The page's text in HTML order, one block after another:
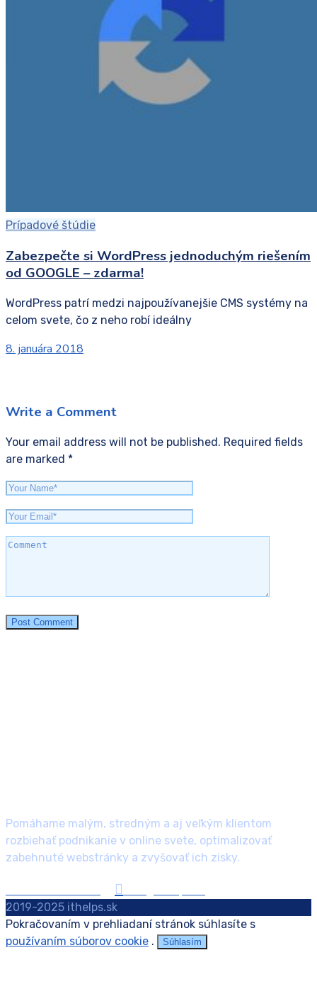
Prípadové štúdie
Zabezpečte si WordPress jednoduchým riešením
od GOOGLE – zdarma!
WordPress patrí medzi najpoužívanejšie CMS systémy na
celom svete, čo z neho robí ideálny
8. januára 2018
Write a Comment
Your email address will not be published. Required fields
are marked *
Pomáhame malým, stredným a aj veľkým klientom
rozbiehať podnikanie v online svete, optimalizovať
zabehnuté webstránky a zvyšovať ich zisky.
2019-2025 ithelps.sk
Pokračovaním v prehliadaní stránok súhlasíte s
používaním súborov cookie . Súhlasím